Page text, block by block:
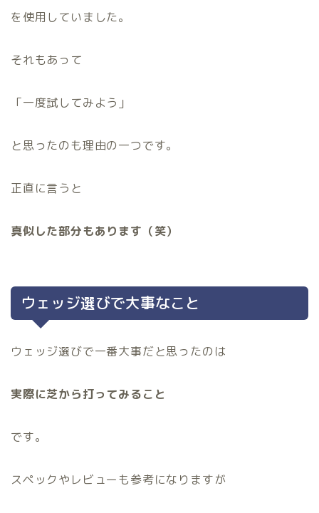
を使用していました。
それもあって
「一度試してみよう」
と思ったのも理由の一つです。
正直に言うと
真似した部分もあります（笑）
ウェッジ選びで大事なこと
ウェッジ選びで一番大事だと思ったのは
実際に芝から打ってみること
です。
スペックやレビューも参考になりますが